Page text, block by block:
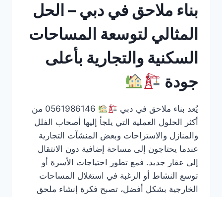
بناء ملاحق في دبي – الحل
المثالي لتوسعة المساحات
السكنية والتجارية بأعلى
جودة
يُعد بناء ملاحق في دبي
0561986146 من
أكثر الحلول العملية التي يلجأ إليها أصحاب الفلل
والمنازل والاستراحات وبعض المنشآت التجارية
عندما يحتاجون إلى مساحة إضافية دون الانتقال
إلى عقار جديد. فمع تطور احتياجات الأسرة أو
توسع النشاط أو الرغبة في استغلال المساحات
الخارجية بشكل أفضل، تصبح فكرة إنشاء ملحق